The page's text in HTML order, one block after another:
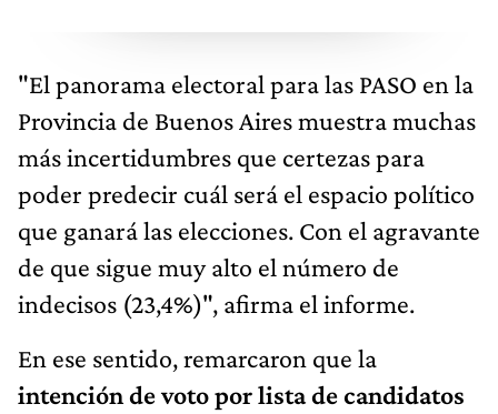
"El panorama electoral para las PASO en la
Provincia de Buenos Aires muestra muchas
más incertidumbres que certezas para
poder predecir cuál será el espacio político
que ganará las elecciones. Con el agravante
de que sigue muy alto el número de
indecisos (23,4%)", afirma el informe.
En ese sentido, remarcaron que la
intención de voto por lista de candidatos